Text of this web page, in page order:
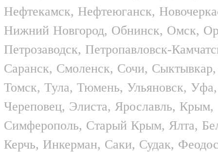
Нефтекамск, Нефтеюганск,
Нижний Новгород, Обнинск, Омск,
Петрозаводск, Петропавловск-
Саранск, Смоленск, Сочи, Сыктывкар,
Томск, Тула, Тюмень, Ульяновск,
Череповец, Элиста, Ярославль,
Симферополь, Старый Крым, Ялта,
Керчь, Инкерман, Саки, Судак,